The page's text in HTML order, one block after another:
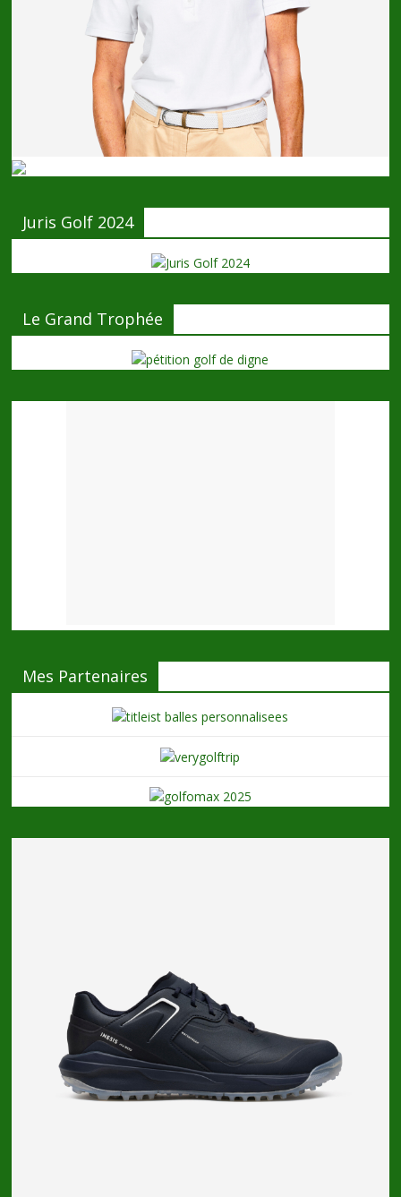
Juris Golf 2024
Le Grand Trophée
Mes Partenaires